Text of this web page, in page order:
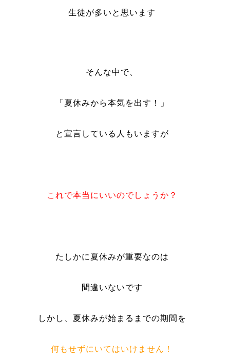
生徒が多いと思います
そんな中で、
「夏休みから本気を出す！」
と宣言している人もいますが
これで本当にいいのでしょうか？
たしかに夏休みが重要なのは
間違いないです
しかし、 夏休みが始まるまでの期間を
何もせずにいてはいけません！